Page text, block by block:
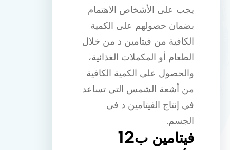
يجب على الأشخاص الاهتمام
بضمان حصولهم على الكمية
الكافية من فيتامين د من خلال
الطعام أو المكملات الغذائية،
والحصول على الكمية الكافية
من أشعة الشمس التي تساعد
في إنتاج الفيتامين د في
الجسم.
فيتامين ب12